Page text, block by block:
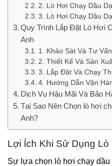
2. Lò Hơi Chạy Dầu
3. Lò Hơi Chạy Dầu
Quy Trình Lắp Đặt Lò Hơi
Anh
1. Khảo Sát Và Tư Vấn
2. Thiết Kế Và Sản
3. Lắp Đặt Và Chạy
4. Hướng Dẫn Vận
Dịch Vụ Hậu Mãi Và Bảo
Tại Sao Nên Chọn lò hơi
Anh?
Lợi Ích Khi Sử Dụng Lò
Sự lựa chọn lò hơi chạy